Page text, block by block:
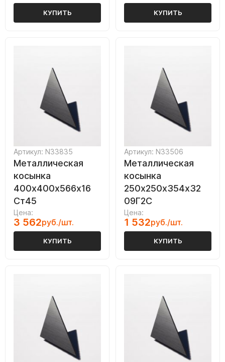
КУПИТЬ КУПИТЬ
Артикул: N33835
Металлическая
косынка
400х400х566х16
Ст45
Цена:
3 562руб./шт.
КУПИТЬ
Артикул: N33506
Металлическая
косынка
250х250х354х32
09Г2С
Цена:
1 532руб./шт.
КУПИТЬ